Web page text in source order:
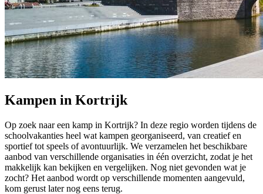
Kampen in Kortrijk
Op zoek naar een kamp in Kortrijk? In deze regio worden tijdens de
schoolvakanties heel wat kampen georganiseerd, van creatief en
sportief tot speels of avontuurlijk. We verzamelen het beschikbare
aanbod van verschillende organisaties in één overzicht, zodat je het
makkelijk kan bekijken en vergelijken. Nog niet gevonden wat je
zocht? Het aanbod wordt op verschillende momenten aangevuld,
kom gerust later nog eens terug.